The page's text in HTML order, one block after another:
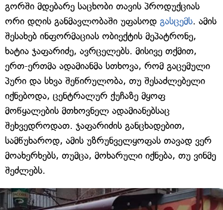
გორში მდებარე საცხობი თავის პროდუქციას
ორი დღის განმავლობაში უფასოდ გასცემს. ამის
შესახებ ინფორმაციას ობიექტის მეპატრონე,
ხატია ჯაფარიძე, ავრცელებს. მისივე თქმით,
ერთ-ერთმა ადამიანმა სთხოვა, რომ გაცემული
პური და სხვა შეწირულობა, თუ შესაძლებელი
იქნებოდა, ცენტრალურ ქუჩაზე მყოფ
მოწყალების მთხოვნელ ადამიანებსაც
შეხვედროდათ. ჯაფარიძის განცხადებით,
სამწუხაროდ, ამის უზრუნველყოფას თავად ვერ
მოახერხებს, თუმცა, მოხარული იქნება, თუ ვინმე
შეძლებს.